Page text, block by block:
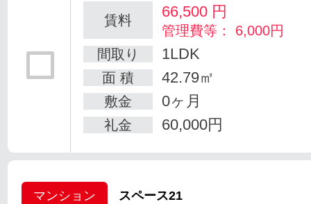
賃料 66,500 円
管理費等： 6,000円
間取り
1LDK
面 積 42.79㎡
敷金 0ヶ月
礼金 60,000円
マンション スペース21